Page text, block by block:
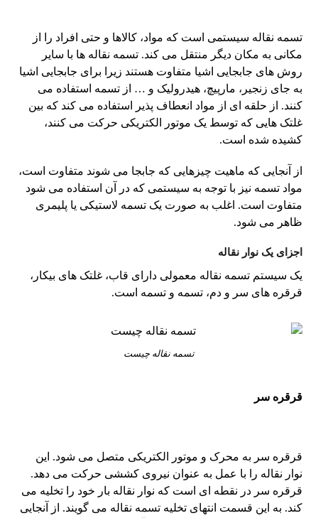
تسمه نقاله سیستمی است که مواد، کالاها و حتی افراد را از
مکانی به مکان دیگر منتقل می کند. تسمه نقاله ها با سایر
روش های جابجایی اشیا متفاوت هستند زیرا برای جابجایی اشیا
به جای زنجیر، مارپیچ، هیدرولیک و … از تسمه استفاده می
کنند. از حلقه ای از مواد انعطاف پذیر استفاده می کند که بین
غلتک هایی که توسط یک موتور الکتریکی حرکت می کنند،
کشیده شده است.
از آنجایی که ماهیت چیزهایی که جابجا می شوند متفاوت است،
مواد تسمه نیز با توجه به سیستمی که در آن استفاده می شود
متفاوت است. اغلب به صورت یک تسمه لاستیکی یا پلیمری
ظاهر می شود.
اجزای یک نوار نقاله
یک سیستم تسمه نقاله معمولی دارای قاب، غلتک های بیکار،
قرقره های سر و دم، تسمه و تسمه است.
تسمه نقاله چیست
قرقره سر
قرقره سر به محرک و موتور الکتریکی متصل می شود. این
نوار نقاله را با عمل به عنوان نیروی کششی حرکت می دهد.
قرقره سر در نقطه ای است که نوار نقاله بار خود را تخلیه می
کند. به این قسمت انتهای تخلیه تسمه نقاله می گویند. از آنجایی